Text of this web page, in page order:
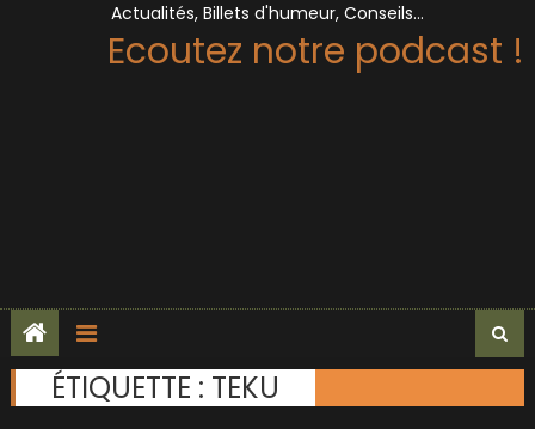
Actualités, Billets d'humeur, Conseils…
Ecoutez notre podcast !
ÉTIQUETTE : TEKU